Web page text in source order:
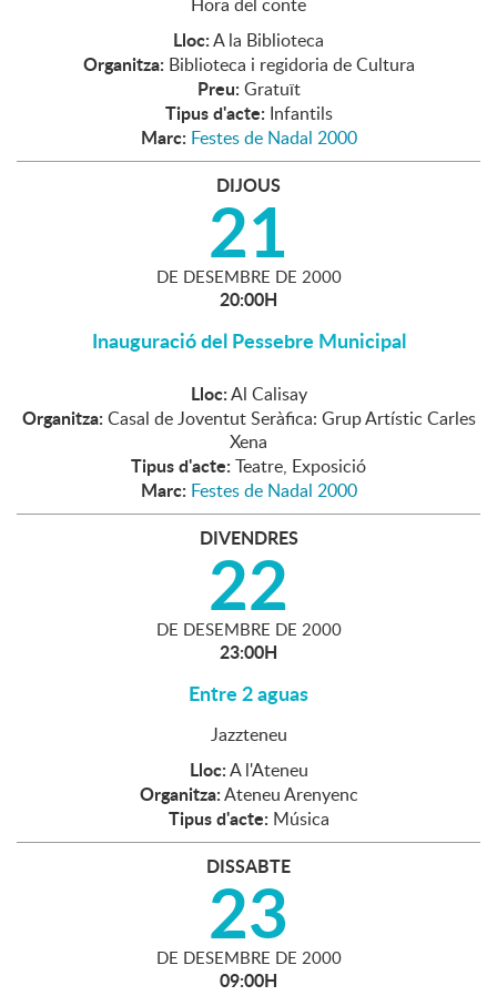
Lloc:A la Biblioteca
Organitza: Biblioteca i regidoria de Cultura
Preu: Gratuït
Tipus d'acte: Infantils
Marc: Festes de Nadal 2000
DIJOUS
21
DE DESEMBRE DE 2000
20:00H
Inauguració del Pessebre Municipal
Lloc:Al Calisay
Organitza: Casal de Joventut Seràfica: Grup Artístic Carles
Xena
Tipus d'acte: Teatre, Exposició
Marc: Festes de Nadal 2000
DIVENDRES
22
DE DESEMBRE DE 2000
23:00H
Entre 2 aguas
Jazzteneu
Lloc:A l'Ateneu
Organitza:Ateneu Arenyenc
Tipus d'acte: Música
DISSABTE
23
DE DESEMBRE DE 2000
09:00H